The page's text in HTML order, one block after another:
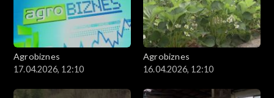
Agrobiznes
17.04.2026, 12:10
Agrobiznes
16.04.2026, 12:10